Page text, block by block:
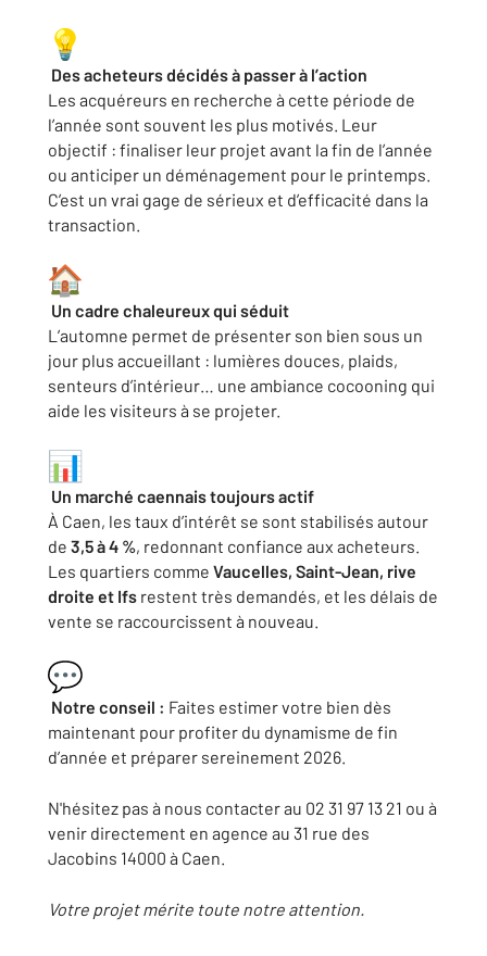
Des acheteurs décidés à passer à l’action
Les acquéreurs en recherche à cette période de
l’année sont souvent les plus motivés. Leur
objectif : finaliser leur projet avant la fin de l’année
ou anticiper un déménagement pour le printemps.
C’est un vrai gage de sérieux et d’efficacité dans la
transaction.
Un cadre chaleureux qui séduit
L’automne permet de présenter son bien sous un
jour plus accueillant : lumières douces, plaids,
senteurs d’intérieur… une ambiance cocooning qui
aide les visiteurs à se projeter.
Un marché caennais toujours actif
À Caen, les taux d’intérêt se sont stabilisés autour
de 3,5 à 4 %, redonnant confiance aux acheteurs.
Les quartiers comme Vaucelles, Saint-Jean, rive
droite et Ifs restent très demandés, et les délais de
vente se raccourcissent à nouveau.
Notre conseil : Faites estimer votre bien dès
maintenant pour profiter du dynamisme de fin
d’année et préparer sereinement 2026.
N'hésitez pas à nous contacter au 02 31 97 13 21 ou à
venir directement en agence au 31 rue des
Jacobins 14000 à Caen.
Votre projet mérite toute notre attention.